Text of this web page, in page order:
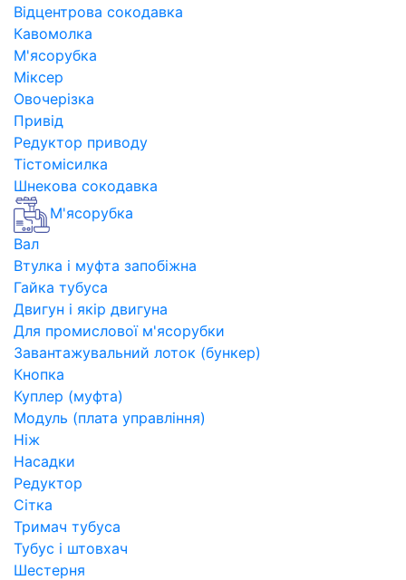
Відцентрова сокодавка
Кавомолка
М'ясорубка
Міксер
Овочерізка
Привід
Редуктор приводу
Тістомісилка
Шнекова сокодавка
М'ясорубка
Вал
Втулка і муфта запобіжна
Гайка тубуса
Двигун і якір двигуна
Для промислової м'ясорубки
Завантажувальний лоток (бункер)
Кнопка
Куплер (муфта)
Модуль (плата управління)
Ніж
Насадки
Редуктор
Сітка
Тримач тубуса
Тубус і штовхач
Шестерня